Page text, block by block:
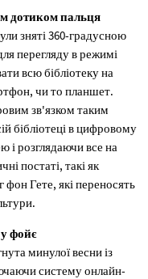
дотиком пальця
зняті 360-градусною
перегляду в режимі
всю бібліотеку на
чи то планшет.
зв'язком таким
бібліотеці в цифровому
і розглядаючи все на
постаті, такі як
Гете, які переносять
фойє
минулої весни із
систему онлайн-